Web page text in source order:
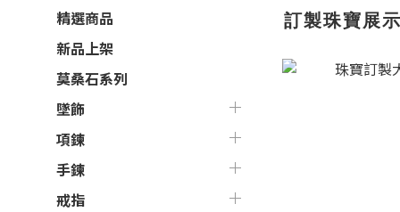
精選商品
新品上架
莫桑石系列
墜飾
項鍊
手鍊
戒指
訂製珠寶展